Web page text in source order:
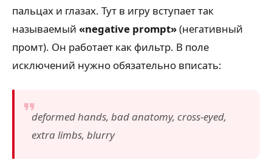
пальцах и глазах. Тут в игру вступает так
называемый «negative prompt»(негативный
промт). Он работает как фильтр. В поле
исключений нужно обязательно вписать:
deformed hands, bad anatomy, cross-eyed,
extra limbs, blurry